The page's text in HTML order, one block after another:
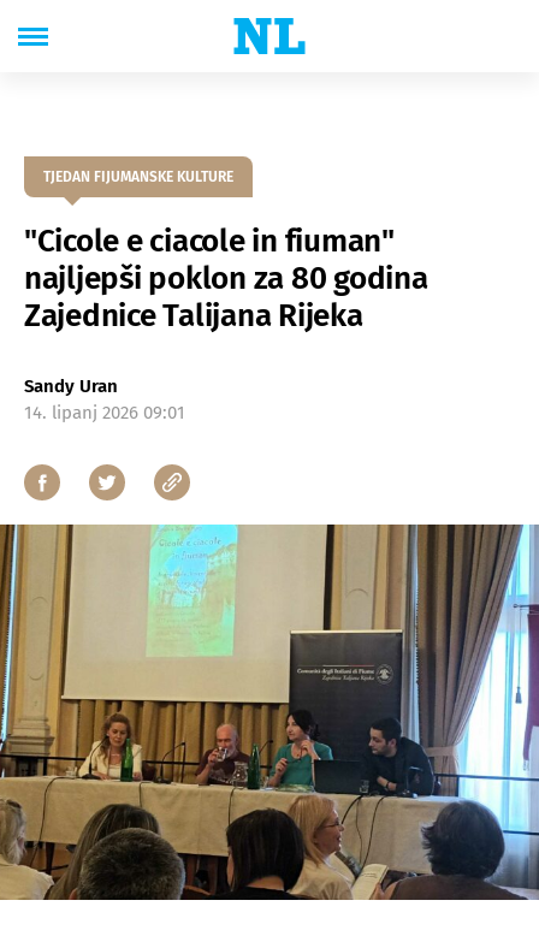
TJEDAN FIJUMANSKE KULTURE
"Cicole e ciacole in fiuman"
najljepši poklon za 80 godina
Zajednice Talijana Rijeka
Sandy Uran
14. lipanj 2026 09:01